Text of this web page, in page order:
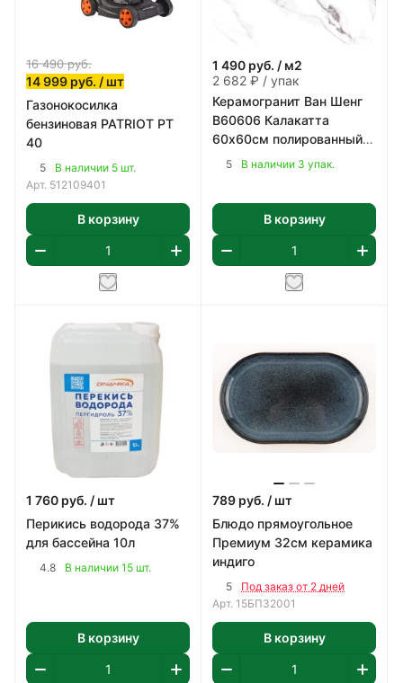
16 490руб.
14 999 руб. / шт
Газонокосилка
бензиновая PATRIOT PT
40
5
В наличии 5 шт.
Арт. 512109401
В корзину
1 490 руб. / м2
2 682 ₽ / упак
Керамогранит Ван Шенг
В60606 Калакатта
60х60см полированный
цвет бело-серый 1,8 м2/
5 В наличии 3 упак.
В корзину
1 760 руб. / шт
Перикись водорода 37%
для бассейна 10л
4.8 В наличии 15 шт.
В корзину
789 руб. / шт
Блюдо прямоугольное
Премиум 32см керамика
индиго
5
Под заказ от 2 дней
Арт. 15БП32001
В корзину